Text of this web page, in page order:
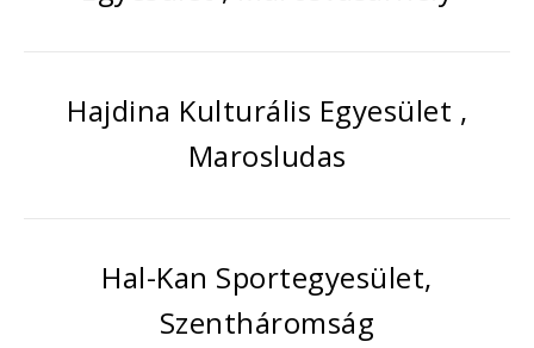
Hajdina Kulturális Egyesület ,
Marosludas
Hal-Kan Sportegyesület,
Szentháromság